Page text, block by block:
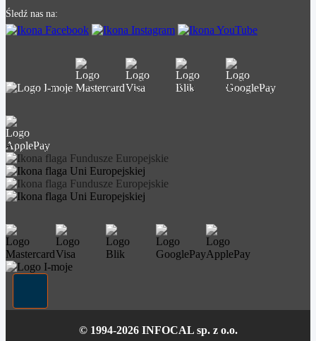
Śledź nas na:
© 1994-2026 INFOCAL sp. z o.o.